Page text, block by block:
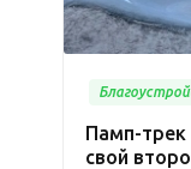
Памп-трек
свой